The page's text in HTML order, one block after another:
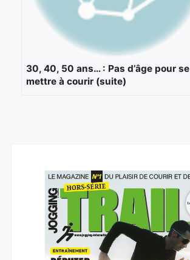
30, 40, 50 ans… : Pas d’âge pour se
mettre à courir (suite)
Rechercher